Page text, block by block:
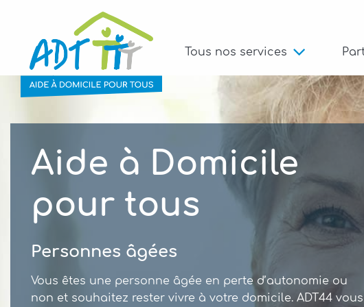
Tous nos services
Aide à Domicile
pour tous
Familles
Concilier vie personnelle et vie professionnelle, se sentir
soutenu lors d’une épreuve, recevoir des conseils,
Aide à Domicile
pour tous
Personnes âgées
Vous êtes une personne âgée en perte d’autonomie ou
non et souhaitez rester vivre à votre domicile. ADT44 vous
Aide à Domicile
pour tous
Handicap
Vous êtes en situation de handicap, ADT Loire Atlantique
vous accompagne à votre domicile et à l’extérieur. Vous
Aide à Domicile
pour tous
Aidants familiaux
Vous aidez, accompagnez à titre professionnel ou non et
de façon régulière ou non une personne dépendante